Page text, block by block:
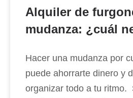
Alquiler de
mudanza: ¿cuál
Hacer una mudanza por
puede ahorrarte dinero y
organizar todo a tu ritmo.